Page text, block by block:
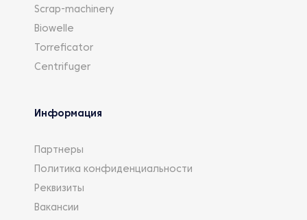
Scrap-machinery
Biowelle
Torreficator
Centrifuger
Информация
Партнеры
Политика конфиденциальности
Реквизиты
Вакансии